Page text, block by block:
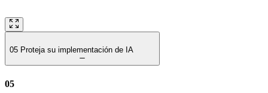
05 Proteja su implementación de IA
05